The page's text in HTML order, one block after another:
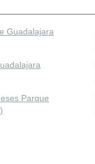
Guadalajara
Parque